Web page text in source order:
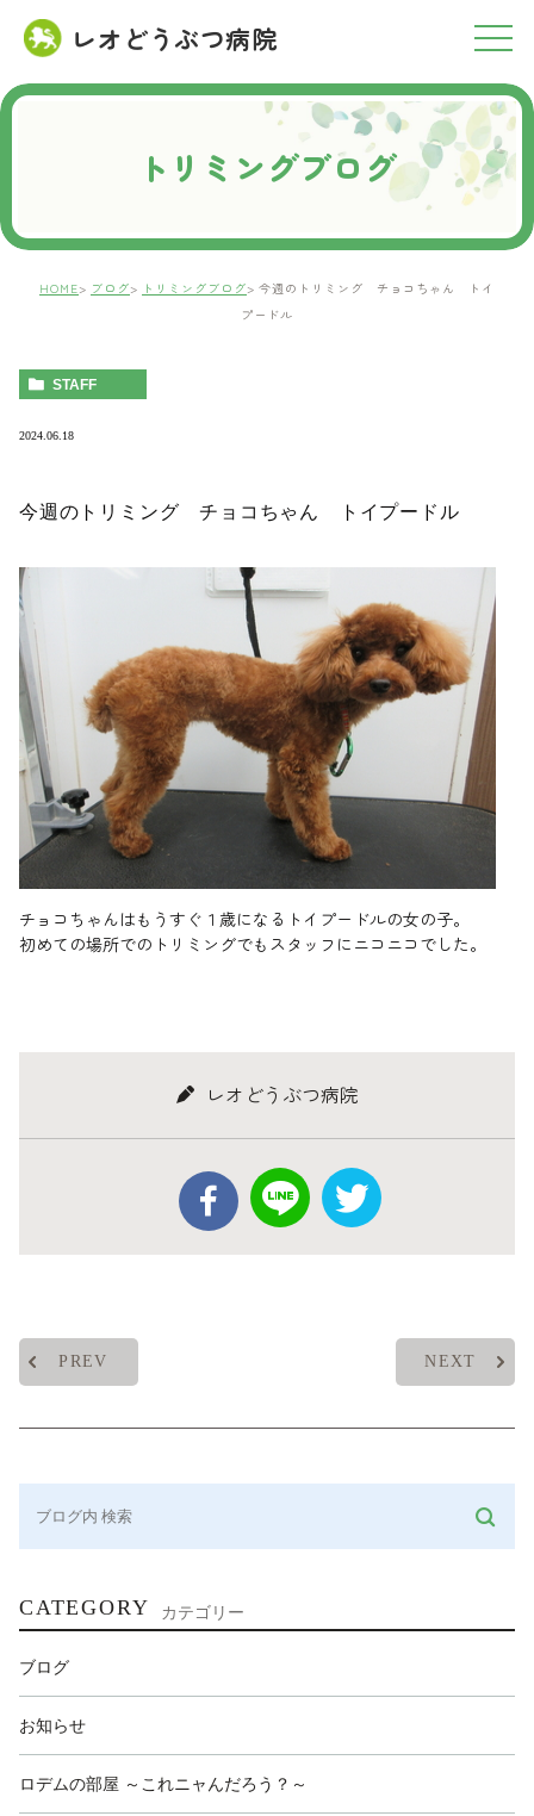
レオどうぶつ病院
RESERVATION
ご予約について
トリミングブログ
HOME ブログ トリミングブログ
今週のトリミング チョコちゃん トイ
プードル
STAFF
2024.06.18
今週のトリミング チョコちゃん トイプードル
チョコちゃんはもうすぐ１歳になるトイプードルの女の子。
初めての場所でのトリミングでもスタッフにニコニコでした。
レオどうぶつ病院
PREV NEXT
CATEGORY カテゴリー
ブログ
お知らせ
ロデムの部屋 ～これニャんだろう？～